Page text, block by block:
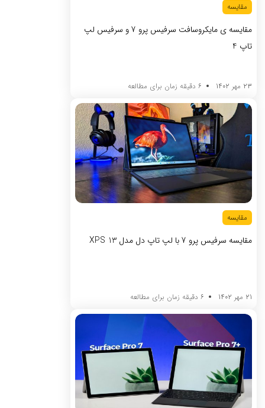
مقایسه
مقایسه ی مایکروسافت سرفیس پرو 7 و سرفیس لپ
تاپ 4
23 مهر 1402 6 دقیقه زمان برای مطالعه
مقایسه
مقایسه سرفیس پرو 7 با لپ تاپ دل مدل XPS 13
21 مهر 1402 6 دقیقه زمان برای مطالعه